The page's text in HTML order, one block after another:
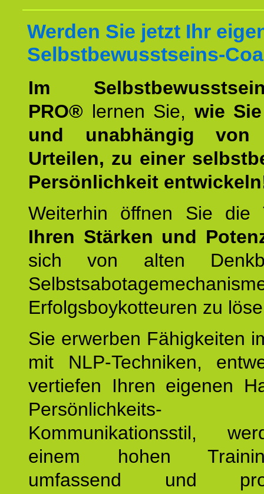
Werden Sie jetzt Ihr
Selbstbewusstseins-
Im
PRO® lernen Sie, wie
und unabhängig von
Urteilen, zu einer
Persönlichkeit
Weiterhin öffnen Sie
Ihren Stärken und
sich von alten
Erfolgsboykotteuren zu
Sie erwerben Fähigkeiten
mit NLP-Techniken,
vertiefen Ihren eigenen
Kommunikationsstil,
einem hohen
umfassend und